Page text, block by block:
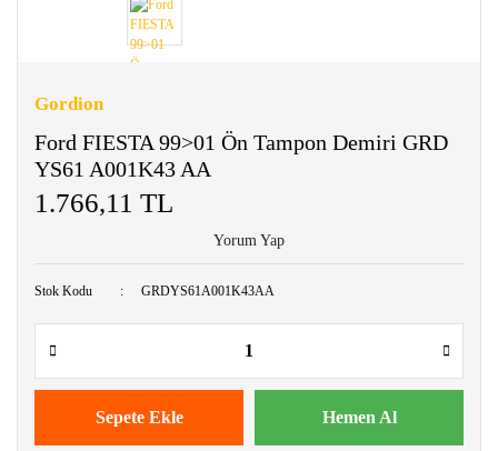
Gordion
Ford FIESTA 99>01 Ön Tampon Demiri GRD
YS61 A001K43 AA
1.766,11 TL
Yorum Yap
Stok Kodu GRDYS61A001K43AA
Sepete Ekle Hemen Al